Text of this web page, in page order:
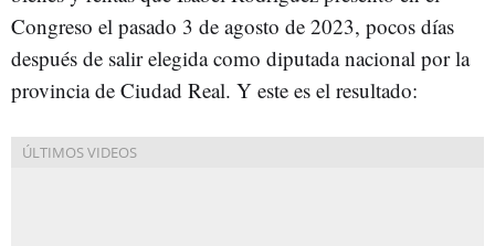
Congreso el pasado 3 de agosto de 2023, pocos días
después de salir elegida como diputada nacional por la
provincia de Ciudad Real. Y este es el resultado: